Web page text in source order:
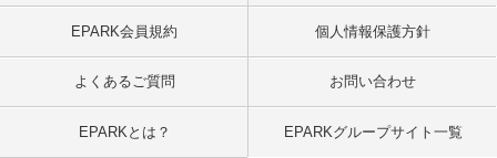
EPARK会員規約 個人情報保護方針
よくあるご質問 お問い合わせ
EPARKとは？ EPARKグループサイト一覧